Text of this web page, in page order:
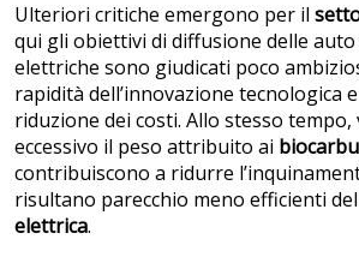
Ulteriori critiche emergono per il
qui gli obiettivi di diffusione delle
elettriche sono giudicati poco
rapidità dell’innovazione tecnologica
riduzione dei costi. Allo stesso
eccessivo il peso attribuito ai
contribuiscono a ridurre
risultano parecchio meno efficienti
elettrica.